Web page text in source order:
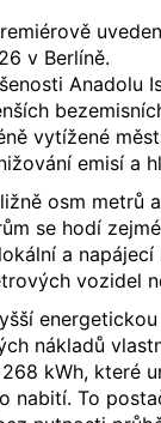
uveden
v Berlíně.
Anadolu
vytížené
emisí a
osm metrů
se hodí
a napájecí
vozidel
nákladů
kWh, které
nabití. To